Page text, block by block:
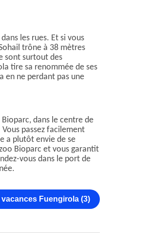
les rues. Et si vous
trône à 38 mètres
sont surtout des
tire sa renommée de ses
en ne perdant pas une
dans le centre de
passez facilement
a plutôt envie de se
Bioparc et vous garantit
vous dans le port de
Fuengirola (3)